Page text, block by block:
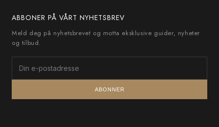
ABBONER PÅ VÅRT NYHETSBREV
Meld deg på nyhetsbrevet og motta eksklusive guider, nyheter
og tilbud.
ABONNER